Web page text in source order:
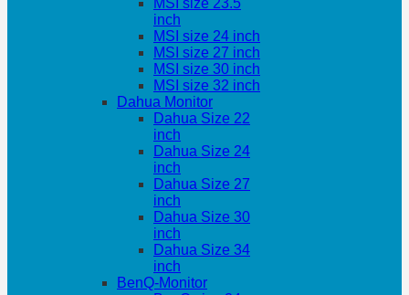
MSI size 23.5
inch
MSI size 24 inch
MSI size 27 inch
MSI size 30 inch
MSI size 32 inch
Dahua Monitor
Dahua Size 22
inch
Dahua Size 24
inch
Dahua Size 27
inch
Dahua Size 30
inch
Dahua Size 34
inch
BenQ-Monitor